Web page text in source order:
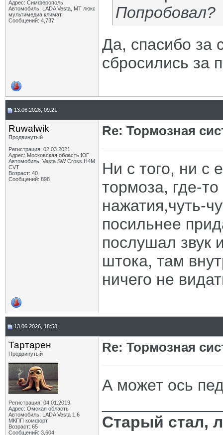
Адрес: Симферополь
Автомобиль: LADA Vesta, МТ люкс
мультимедиа климат.
Сообщений: 4,737
Попробовал?
Да, спасибо за
сбросились за
13.06.2026, 09:21
Ruwalwik
Продвинутый
Регистрация: 02.03.2021
Адрес: Московская область ЮГ
Автомобиль: Vesta SW Cross H4M
CVT
Возраст: 40
Сообщений: 898
Re: Тормозная
Ни с того, ни с
тормоза, где-
нажатия,чуть-
посильнее
послушал звук
штока, там
ничего не
13.06.2026, 18:53
Тартарен
Продвинутый
Регистрация: 04.01.2019
Адрес: Омская область
Автомобиль: LADA Vesta 1,6
МКПП комфорт
Возраст: 65
Сообщений: 3,604
Re: Тормозная
А может ось
Старый стал,